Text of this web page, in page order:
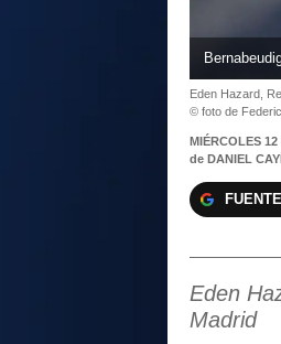
Eden Hazard,
© foto de
MIÉRCOLES
de DANIEL
Eden
Madrid